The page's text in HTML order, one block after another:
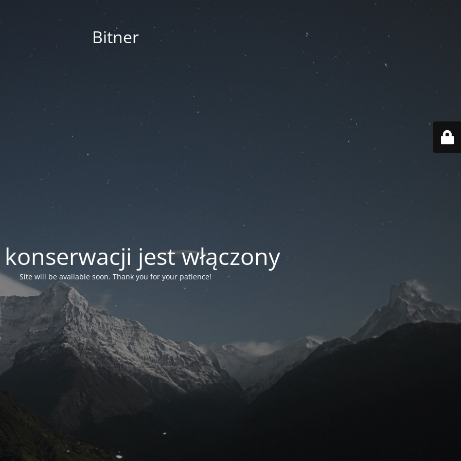
Bitner
jest włączony
Site will be available soon. Thank you for your patience!